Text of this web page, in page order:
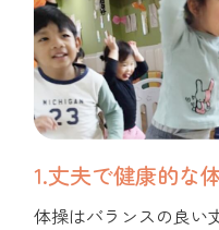
1.丈夫で健康的な
体操はバランスの良い